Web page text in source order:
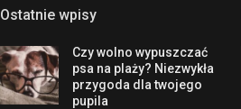
Ostatnie wpisy
Czy wolno wypuszczać
psa na plaży? Niezwykła
przygoda dla twojego
pupila